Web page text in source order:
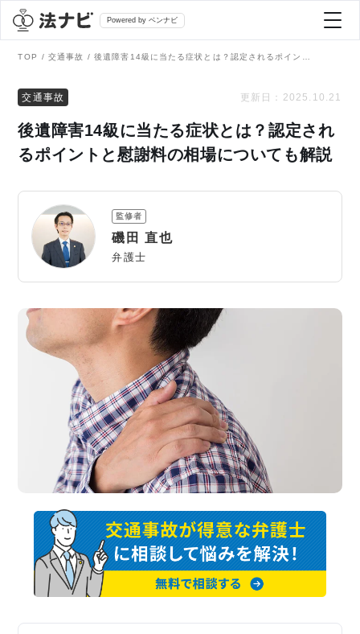
Powered by ベンナビ
全て
刑事事件
債務整理
離婚問題
交通事故
遺産相続
労働問題
債権回収
IT・ネット
資金調達
企業法務
弁護士を探す
AI Search Premium
掲載をご検討の弁護士の方へ
TOP 交通事故
交通事故 更新日： 2025.10.21
後遺障害14級に当たる症状とは？認定され
るポイントと慰謝料の相場についても解説
監修者
磯田 直也
弁護士